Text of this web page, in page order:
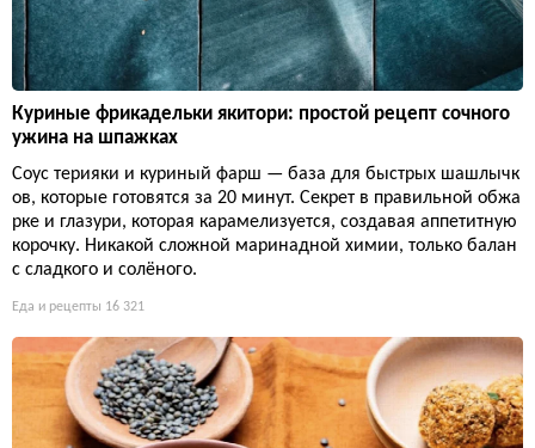
Куриные фрикадельки якитори: простой рецепт сочного
ужина на шпажках
Соус терияки и куриный фарш — база для быстрых шашлычк
ов, которые готовятся за 20 минут. Секрет в правильной обжа
рке и глазури, которая карамелизуется, создавая аппетитную
корочку. Никакой сложной маринадной химии, только балан
с сладкого и солёного.
Еда и рецепты 16 321